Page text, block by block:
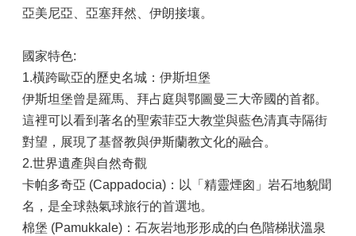
亞美尼亞、亞塞拜然、伊朗接壤。
國家特色:
1.橫跨歐亞的歷史名城：伊斯坦堡
伊斯坦堡曾是羅馬、拜占庭與鄂圖曼三大帝國的首都。
這裡可以看到著名的聖索菲亞大教堂與藍色清真寺隔街
對望，展現了基督教與伊斯蘭教文化的融合。
2.世界遺產與自然奇觀
卡帕多奇亞 (Cappadocia)：以「精靈煙囪」岩石地貌聞
名，是全球熱氣球旅行的首選地。
棉堡 (Pamukkale)：石灰岩地形形成的白色階梯狀溫泉